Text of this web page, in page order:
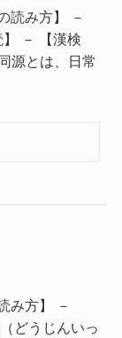
読み方】 －
】 － 【漢検
源とは、日常
み方】 －
どうじんいっ